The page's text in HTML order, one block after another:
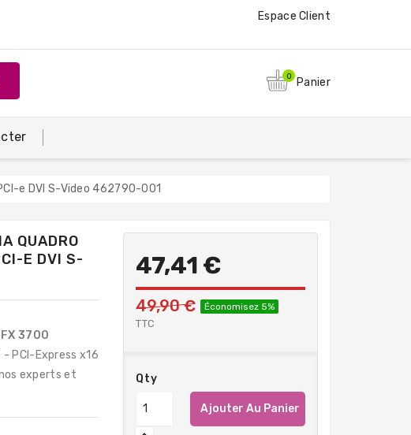
Espace Client
0 Panier
e DVI S-Video 462790-001
QUADRO
E DVI S-
3700
- PCI-Express x16
experts et
47,41 €
49,90 € Économisez 5%
TTC
Qty
Ajouter Au Panier